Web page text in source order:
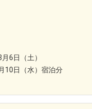
6日（土）
10日（水）宿泊分